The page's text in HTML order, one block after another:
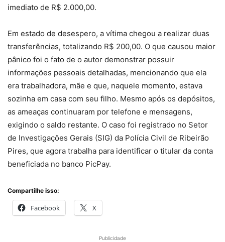
imediato de R$ 2.000,00.
Em estado de desespero, a vítima chegou a realizar duas
transferências, totalizando R$ 200,00. O que causou maior
pânico foi o fato de o autor demonstrar possuir
informações pessoais detalhadas, mencionando que ela
era trabalhadora, mãe e que, naquele momento, estava
sozinha em casa com seu filho. Mesmo após os depósitos,
as ameaças continuaram por telefone e mensagens,
exigindo o saldo restante. O caso foi registrado no Setor
de Investigações Gerais (SIG) da Polícia Civil de Ribeirão
Pires, que agora trabalha para identificar o titular da conta
beneficiada no banco PicPay.
Compartilhe isso:
Facebook X
Publicidade